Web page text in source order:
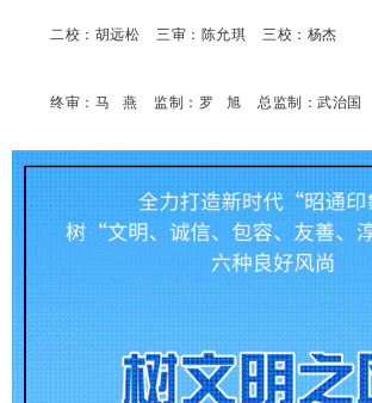
二校：胡远松 三审：陈允琪 三校：杨杰
终审：马 燕 监制：罗 旭 总监制：武治国